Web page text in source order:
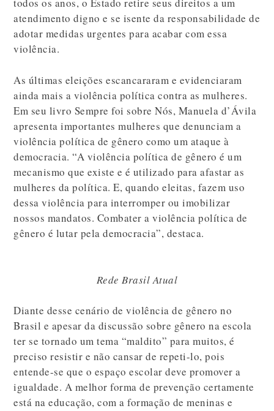
todos os anos, o Estado retire seus direitos a um
atendimento digno e se isente da responsabilidade de
adotar medidas urgentes para acabar com essa
violência.
As últimas eleições escancararam e evidenciaram
ainda mais a violência política contra as mulheres.
Em seu livro Sempre foi sobre Nós, Manuela d’Ávila
apresenta importantes mulheres que denunciam a
violência política de gênero como um ataque à
democracia. “A violência política de gênero é um
mecanismo que existe e é utilizado para afastar as
mulheres da política. E, quando eleitas, fazem uso
dessa violência para interromper ou imobilizar
nossos mandatos. Combater a violência política de
gênero é lutar pela democracia”, destaca.
Rede Brasil Atual
Diante desse cenário de violência de gênero no
Brasil e apesar da discussão sobre gênero na escola
ter se tornado um tema “maldito” para muitos, é
preciso resistir e não cansar de repeti-lo, pois
entende-se que o espaço escolar deve promover a
igualdade. A melhor forma de prevenção certamente
está na educação, com a formação de meninas e